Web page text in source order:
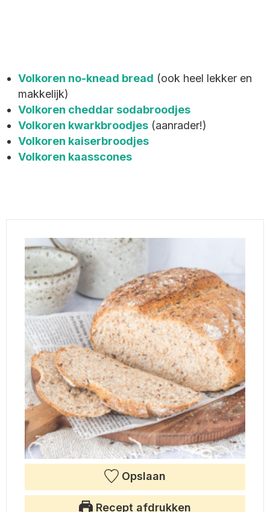
Volkoren no-knead bread (ook heel lekker en
makkelijk)
Volkoren cheddar sodabroodjes
Volkoren kwarkbroodjes (aanrader!)
Volkoren kaiserbroodjes
Volkoren kaasscones
Opslaan
Recept afdrukken